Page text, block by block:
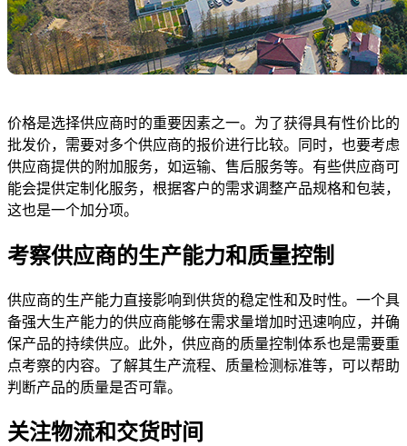
价格是选择供应商时的重要因素之一。为了获得具有性价比的
批发价，需要对多个供应商的报价进行比较。同时，也要考虑
供应商提供的附加服务，如运输、售后服务等。有些供应商可
能会提供定制化服务，根据客户的需求调整产品规格和包装，
这也是一个加分项。
考察供应商的生产能力和质量控制
供应商的生产能力直接影响到供货的稳定性和及时性。一个具
备强大生产能力的供应商能够在需求量增加时迅速响应，并确
保产品的持续供应。此外，供应商的质量控制体系也是需要重
点考察的内容。了解其生产流程、质量检测标准等，可以帮助
判断产品的质量是否可靠。
关注物流和交货时间